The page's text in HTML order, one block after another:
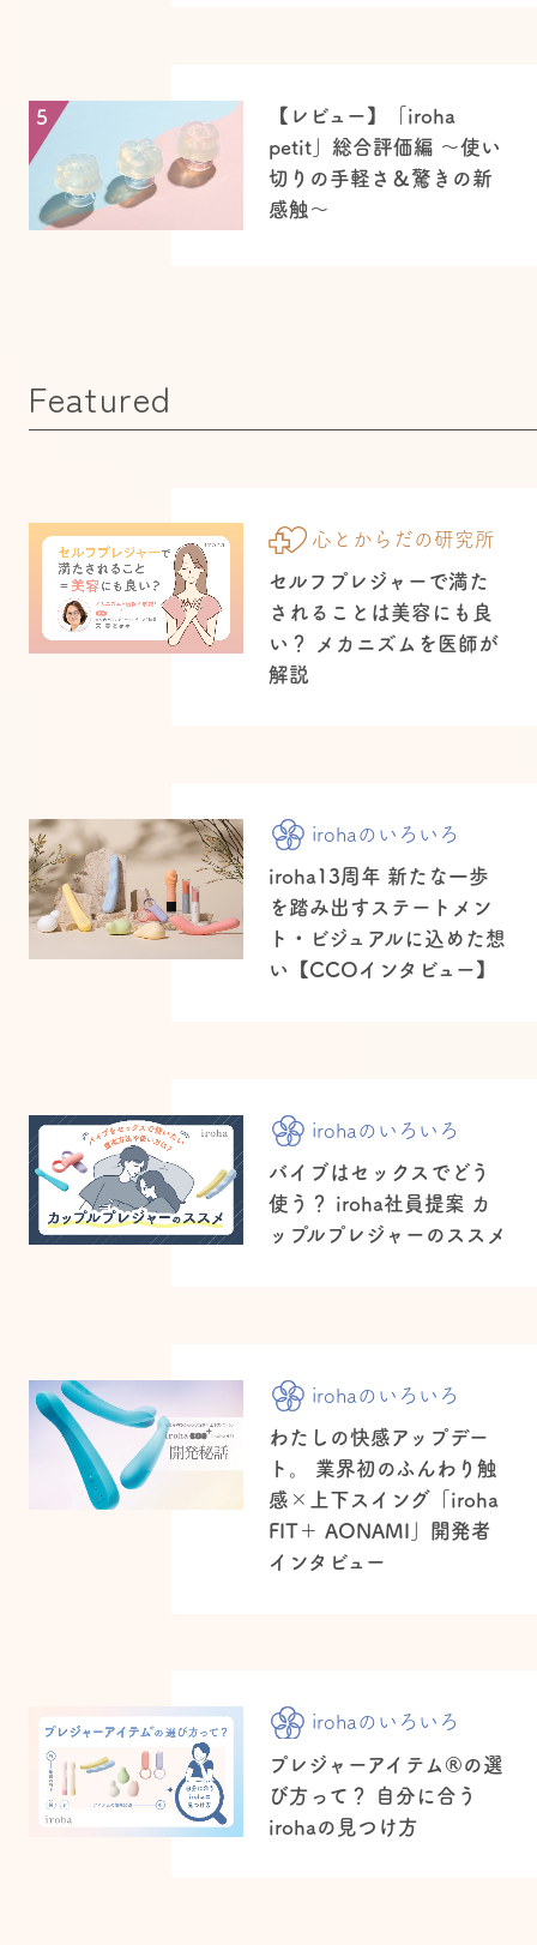
5
【レビュー】「iroha
petit」総合評価編 ～使い
切りの手軽さ＆驚きの新
感触～
Featured
心とからだの研究所
セルフプレジャーで満た
されることは美容にも良
い？ メカニズムを医師が
解説
irohaのいろいろ
iroha13周年 新たな一歩
を踏み出すステートメン
ト・ビジュアルに込めた想
い【CCOインタビュー】
irohaのいろいろ
バイブはセックスでどう
使う？ iroha社員提案 カ
ップルプレジャーのススメ
irohaのいろいろ
わたしの快感アップデー
ト。 業界初のふんわり触
感×上下スイング「iroha
FIT＋ AONAMI」開発者
インタビュー
irohaのいろいろ
プレジャーアイテム®の選
び方って？ 自分に合う
irohaの見つけ方